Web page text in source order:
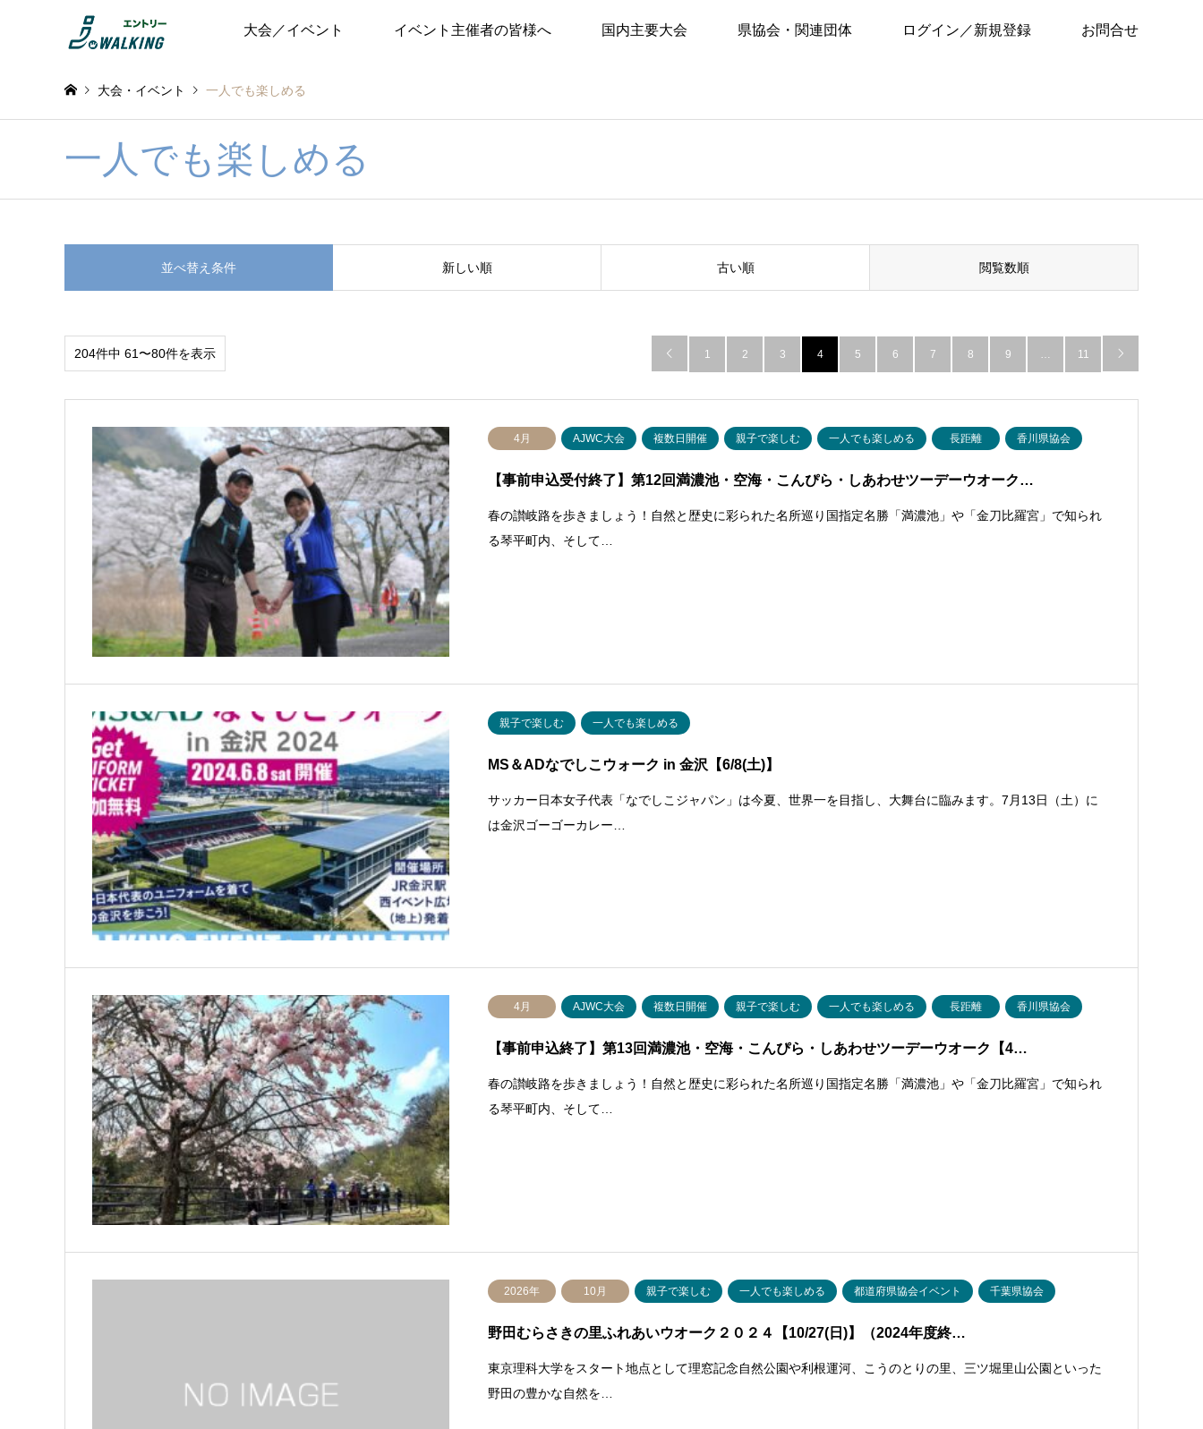
大会／イベント イベント主催者の皆様へ 国内主要大会 県協会・関連団体 ログイン／新規登録 お問合せ
大会・イベント 一人でも楽しめる
一人でも楽しめる
並べ替え条件 新しい順 古い順 閲覧数順
204件中 61〜80件を表示  1 2 3 4 5 6 7 8 9 … 11 
4月 AJWC大会 複数日開催 親子で楽しむ 一人でも楽しめる 長距離 香川県協会
【事前申込受付終了】第12回満濃池・空海・こんぴら・しあわせツーデーウオーク…
春の讃岐路を歩きましょう！自然と歴史に彩られた名所巡り国指定名勝「満濃池」や「金刀比羅宮」で知られ
る琴平町内、そして…
親子で楽しむ 一人でも楽しめる
MS＆ADなでしこウォーク in 金沢【6/8(土)】
サッカー日本女子代表「なでしこジャパン」は今夏、世界一を目指し、大舞台に臨みます。7月13日（土）に
は金沢ゴーゴーカレー…
4月 AJWC大会 複数日開催 親子で楽しむ 一人でも楽しめる 長距離 香川県協会
【事前申込終了】第13回満濃池・空海・こんぴら・しあわせツーデーウオーク【4…
春の讃岐路を歩きましょう！自然と歴史に彩られた名所巡り国指定名勝「満濃池」や「金刀比羅宮」で知られ
る琴平町内、そして…
2026年 10月 親子で楽しむ 一人でも楽しめる 都道府県協会イベント 千葉県協会
野田むらさきの里ふれあいウオーク２０２４【10/27(日)】（2024年度終…
東京理科大学をスタート地点として理窓記念自然公園や利根運河、こうのとりの里、三ツ堀里山公園といった
野田の豊かな自然を…